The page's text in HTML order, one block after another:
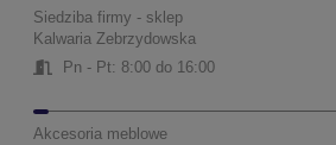
Siedziba firmy - sklep
Kalwaria Zebrzydowska
Pn - Pt: 8:00 do 16:00
Akcesoria meblowe